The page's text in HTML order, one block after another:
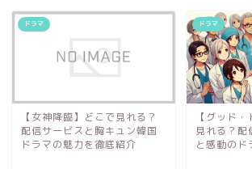
ドラマ
【女神降臨】どこで見れる？
配信サービスと胸キュン韓国
ドラマの魅力を徹底紹介
ドラマ
【グッド
見れる？配
と感動のド